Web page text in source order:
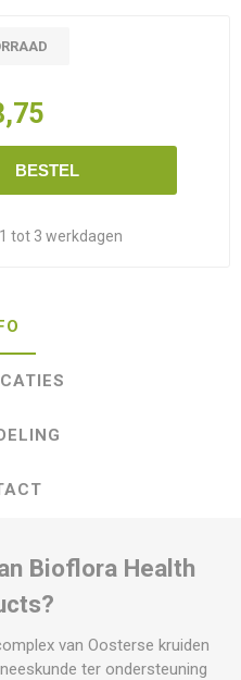
BESTEL
1 tot 3 werkdagen
Bioflora Health
van Oosterse kruiden
ter ondersteuning